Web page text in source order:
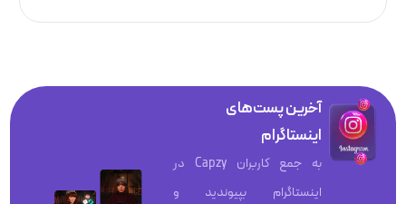
آخرین پست‌های
اینستاگرام
به جمع کاربران Capzy در
اینستاگرام بپیوندید و